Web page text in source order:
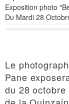
Exposition photo
Du Mardi 28
Le
Pane
du 28